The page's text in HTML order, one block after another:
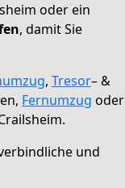
oder ein
, damit Sie
, Tresor– &
Fernumzug oder
und